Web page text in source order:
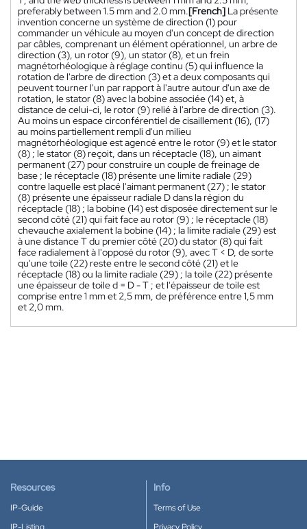
preferably between 1.5 mm and 2.0 mm.[French] La présente
invention concerne un système de direction (1) pour
commander un véhicule au moyen d'un concept de direction
par câbles, comprenant un élément opérationnel, un arbre de
direction (3), un rotor (9), un stator (8), et un frein
magnétorhéologique à réglage continu (5) qui influence la
rotation de l'arbre de direction (3) et a deux composants qui
peuvent tourner l'un par rapport à l'autre autour d'un axe de
rotation, le stator (8) avec la bobine associée (14) et, à
distance de celui-ci, le rotor (9) relié à l'arbre de direction (3).
Au moins un espace circonférentiel de cisaillement (16), (17)
au moins partiellement rempli d'un milieu
magnétorhéologique est agencé entre le rotor (9) et le stator
(8) ; le stator (8) reçoit, dans un réceptacle (18), un aimant
permanent (27) pour construire un couple de freinage de
base ; le réceptacle (18) présente une limite radiale (29)
contre laquelle est placé l'aimant permanent (27) ; le stator
(8) présente une épaisseur radiale D dans la région du
réceptacle (18) ; la bobine (14) est disposée directement sur le
second côté (21) qui fait face au rotor (9) ; le réceptacle (18)
chevauche axialement la bobine (14) ; la limite radiale (29) est
à une distance T du premier côté (20) du stator (8) qui fait
face radialement à l'opposé du rotor (9), avec T < D, de sorte
qu'une toile (22) reste entre le second côté (21) et le
réceptacle (18) ou la limite radiale (29) ; la toile (22) présente
une épaisseur de toile d = D - T ; et l'épaisseur de toile est
comprise entre 1 mm et 2,5 mm, de préférence entre 1,5 mm
et 2,0 mm.
Resources
IP-Guide
Info
Terms of Use